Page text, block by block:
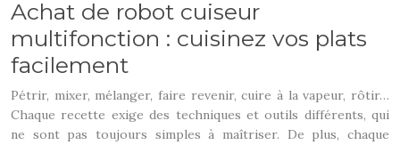
Achat de robot cuiseur
multifonction : cuisinez vos plats
facilement
Pétrir, mixer, mélanger, faire revenir, cuire à la vapeur, rôtir…
Chaque recette exige des techniques et outils différents, qui
ne sont pas toujours simples à maîtriser. De plus, chaque